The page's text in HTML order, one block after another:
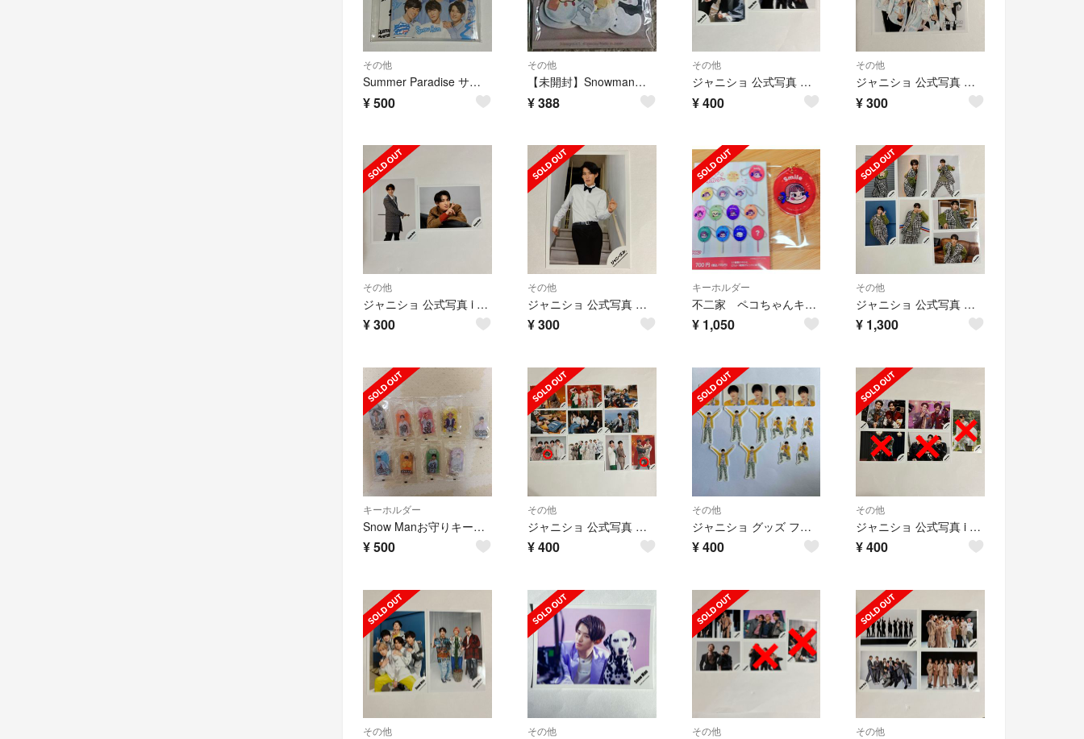
その他
Summer Paradise サマパラ 2019 SnowMan マグネット
¥500
その他
【未開封】Snowman『フレークステッカー』９デザイン × ５枚＝合計４５枚
¥388
その他
ジャニショ 公式写真 タペストリー W オフショ SnowMan 向井康二
¥400
その他
ジャニショ 公式写真 ましかくフォト カウコン SnowMan
¥300
その他
ジャニショ 公式写真 i DO ME オフショ SnowMan 向井康二
¥300
その他
ジャニショ 公式写真 オフショ Jr祭り 8.8 SnowMan 向井康二
¥300
キーホルダー
不二家 ペコちゃんキャンディキーホルダー赤
¥ 1,050
その他
ジャニショ 公式写真 ポートレート オフショ SnowMan 向井康二
¥ 1,300
キーホルダー
Snow Manお守りキーホルダー
¥500
その他
ジャニショ 公式写真 オレンジkiss オフショ SnowMan 向井康二
¥400
その他
ジャニショ グッズ フレークシール ポートレート SnowMan 深澤辰哉
¥400
その他
ジャニショ 公式写真 i DO ME オフショ SnowMan 向井康二
¥400
その他 その他 その他 その他